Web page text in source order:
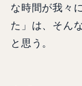
な時間が我々
た」は、そん
と思う。